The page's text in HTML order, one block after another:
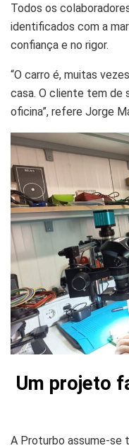
Todos os
identificados com a
confiança e no rigor.
“O carro é, muitas
casa. O cliente tem de
oficina”, refere Jorge
Um projeto
A Proturbo assume-se